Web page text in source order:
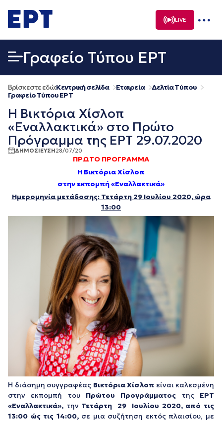
σε
περιεχόμενο
LIVE
Γραφείο Τύπου ΕΡΤ
Βρίσκεστε εδώ:Κεντρική σελίδα Εταιρεία
Δελτία Τύπου
Γραφείο Τύπου ΕΡΤ
Η Βικτόρια Χίσλοπ
«Εναλλακτικά» στο Πρώτο
Πρόγραμμα της ΕΡΤ 29.07.2020
ΔΗΜΟΣΙΕΥΣΗ28/07/20
ΠΡΩΤΟ ΠΡΟΓΡΑΜΜΑ
Η Βικτόρια Χίσλοπ
στην εκπομπή «Εναλλακτικά»
Ημερομηνία μετάδοσης: Τετάρτη 29 Ιουλίου 2020, ώρα
13:00
Η διάσημη συγγραφέας Βικτόρια Χίσλοπ είναι καλεσμένη
στην εκπομπή του Πρώτου Προγράμματος τηςΕΡΤ
«Εναλλακτικά», την Τετάρτη 29
Ιουλίου 2020, από τις
13:00 ώς τις 14:00, σε μια συζήτηση εκτός πλαισίου, με